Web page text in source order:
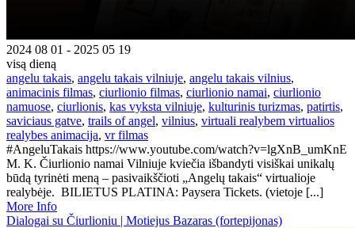
2024 08 01 - 2025 05 19
visą dieną
angelu takais, angelu takais vilniuje, angelu takais vilnius,
animacinis filmas, ciurlionio filmas, ciurlionio namai, ciurlionio
namuose, ciurlionis, kas vyksta vilniuje, kulturinis turizmas, patirtis,
saviciaus gatve, trails of angel, vilnius, virtuali realybem virtualios
realybes animacija, vr filmas
#AngeluTakais https://www.youtube.com/watch?v=lgXnB_umKnE
M. K. Čiurlionio namai Vilniuje kviečia išbandyti visiškai unikalų
būdą tyrinėti meną – pasivaikščioti „Angelų takais“ virtualioje
realybėje. BILIETUS PLATINA: Paysera Tickets. (vietoje [...]
More Info
Dialogai su Čiurlioniu | Motiejus Bazaras (fortepijonas)